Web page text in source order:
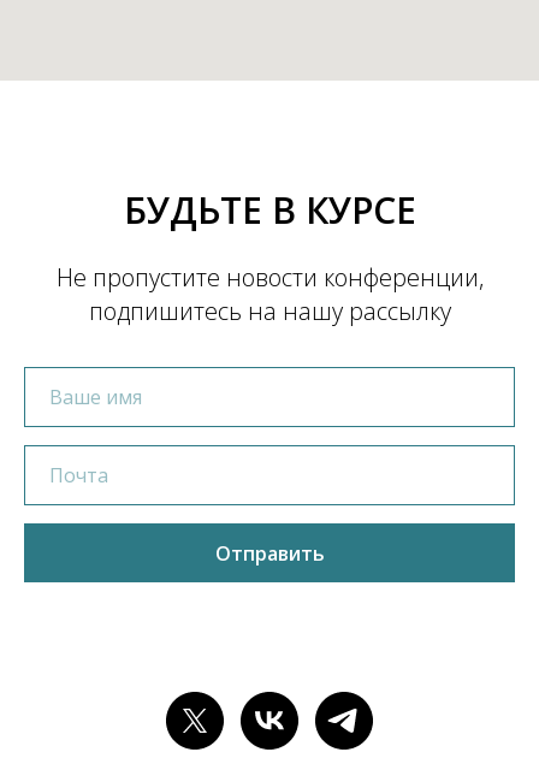
БУДЬТЕ В КУРСЕ
Не пропустите новости конференции,
подпишитесь на нашу рассылку
Отправить